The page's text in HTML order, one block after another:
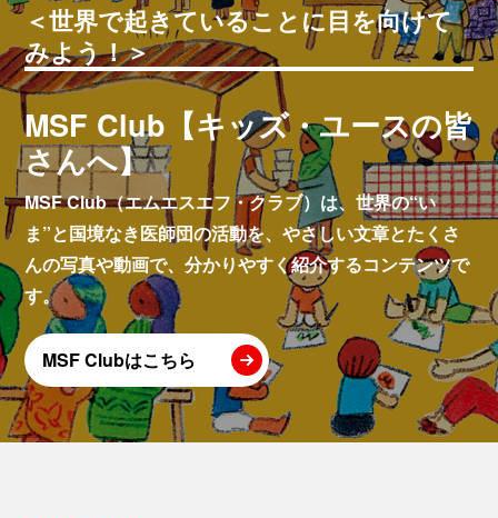
＜世界で起きていることに目を向けて
みよう！＞
MSF Club【キッズ・ユースの皆
さんへ】
MSF Club（エムエスエフ・クラブ）は、世界の“い
ま”と国境なき医師団の活動を、やさしい文章とたくさ
んの写真や動画で、分かりやすく紹介するコンテンツで
す。
MSF Clubはこちら